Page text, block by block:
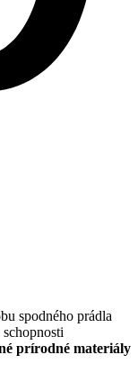
spodného prádla
prírodné materiály